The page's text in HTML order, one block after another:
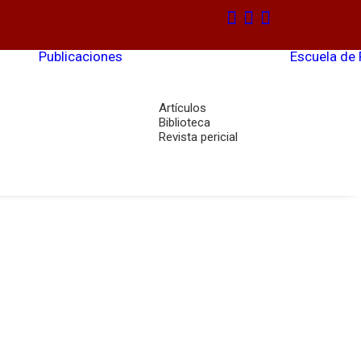
Publicaciones
Artículos
Biblioteca
Revista pericial
Escuela